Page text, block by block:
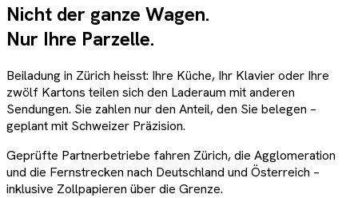
Nicht der ganze Wagen.
Nur Ihre Parzelle.
Beiladung in Zürich heisst: Ihre Küche, Ihr Klavier oder Ihre
zwölf Kartons teilen sich den Laderaum mit anderen
Sendungen. Sie zahlen nur den Anteil, den Sie belegen –
geplant mit Schweizer Präzision.
Geprüfte Partnerbetriebe fahren Zürich, die Agglomeration
und die Fernstrecken nach Deutschland und Österreich –
inklusive Zollpapieren über die Grenze.